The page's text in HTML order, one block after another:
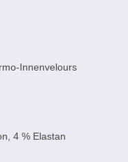
Innenvelours
4 % Elastan